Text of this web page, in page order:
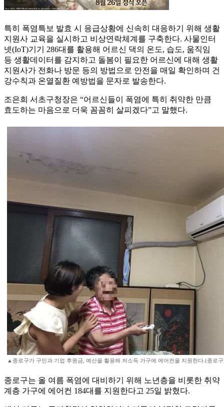
특히 폭염특보 발효 시 응급상황에 신속히 대응하기 위해 생활
지원사 교육을 실시하고 비상연락체계를 구축한다. 사물인터
넷(IoT)기기 286대를 활용해 어르신 댁의 온도, 습도, 움직임
등 생활데이터를 감지하고 돌봄이 필요한 어르신에 대해 생활
지원사가 전화나 방문 등의 방법으로 안전을 매일 확인하며 건
강수칙과 온열질환 예방법을 문자로 발송한다.
조은희 서초구청장은 “어르신들이 폭염에 특히 취약한 만큼
효도하는 마음으로 더욱 꼼꼼히 살피겠다”고 말했다.
▲종로구가 구민과 기업 후원금, 예산을 활용해 저소득 가구에 에어컨을 지원한다.(종로
종로구는 올 여름 폭염에 대비하기 위해 노년층을 비롯한 취약
계층 가구에 에어컨 184대를 지원한다고 25일 밝혔다.